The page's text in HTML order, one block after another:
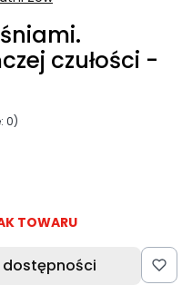
czułości -
0)
TOWARU
dostępności